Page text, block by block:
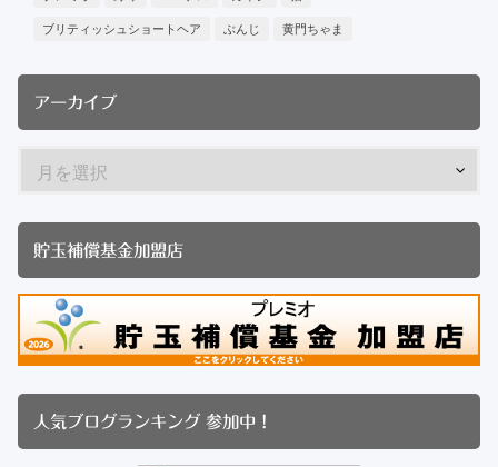
ブリティッシュショートヘア
ぶんじ 黄門ちゃま
アーカイブ
貯玉補償基金加盟店
人気ブログランキング 参加中！